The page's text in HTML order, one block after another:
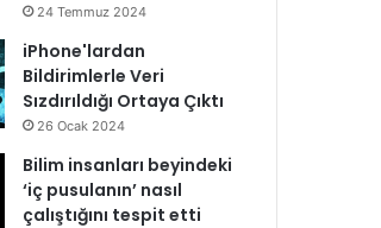
24 Temmuz 2024
iPhone'lardan
Bildirimlerle Veri
Sızdırıldığı Ortaya Çıktı
26 Ocak 2024
Bilim insanları beyindeki
‘iç pusulanın’ nasıl
çalıştığını tespit etti